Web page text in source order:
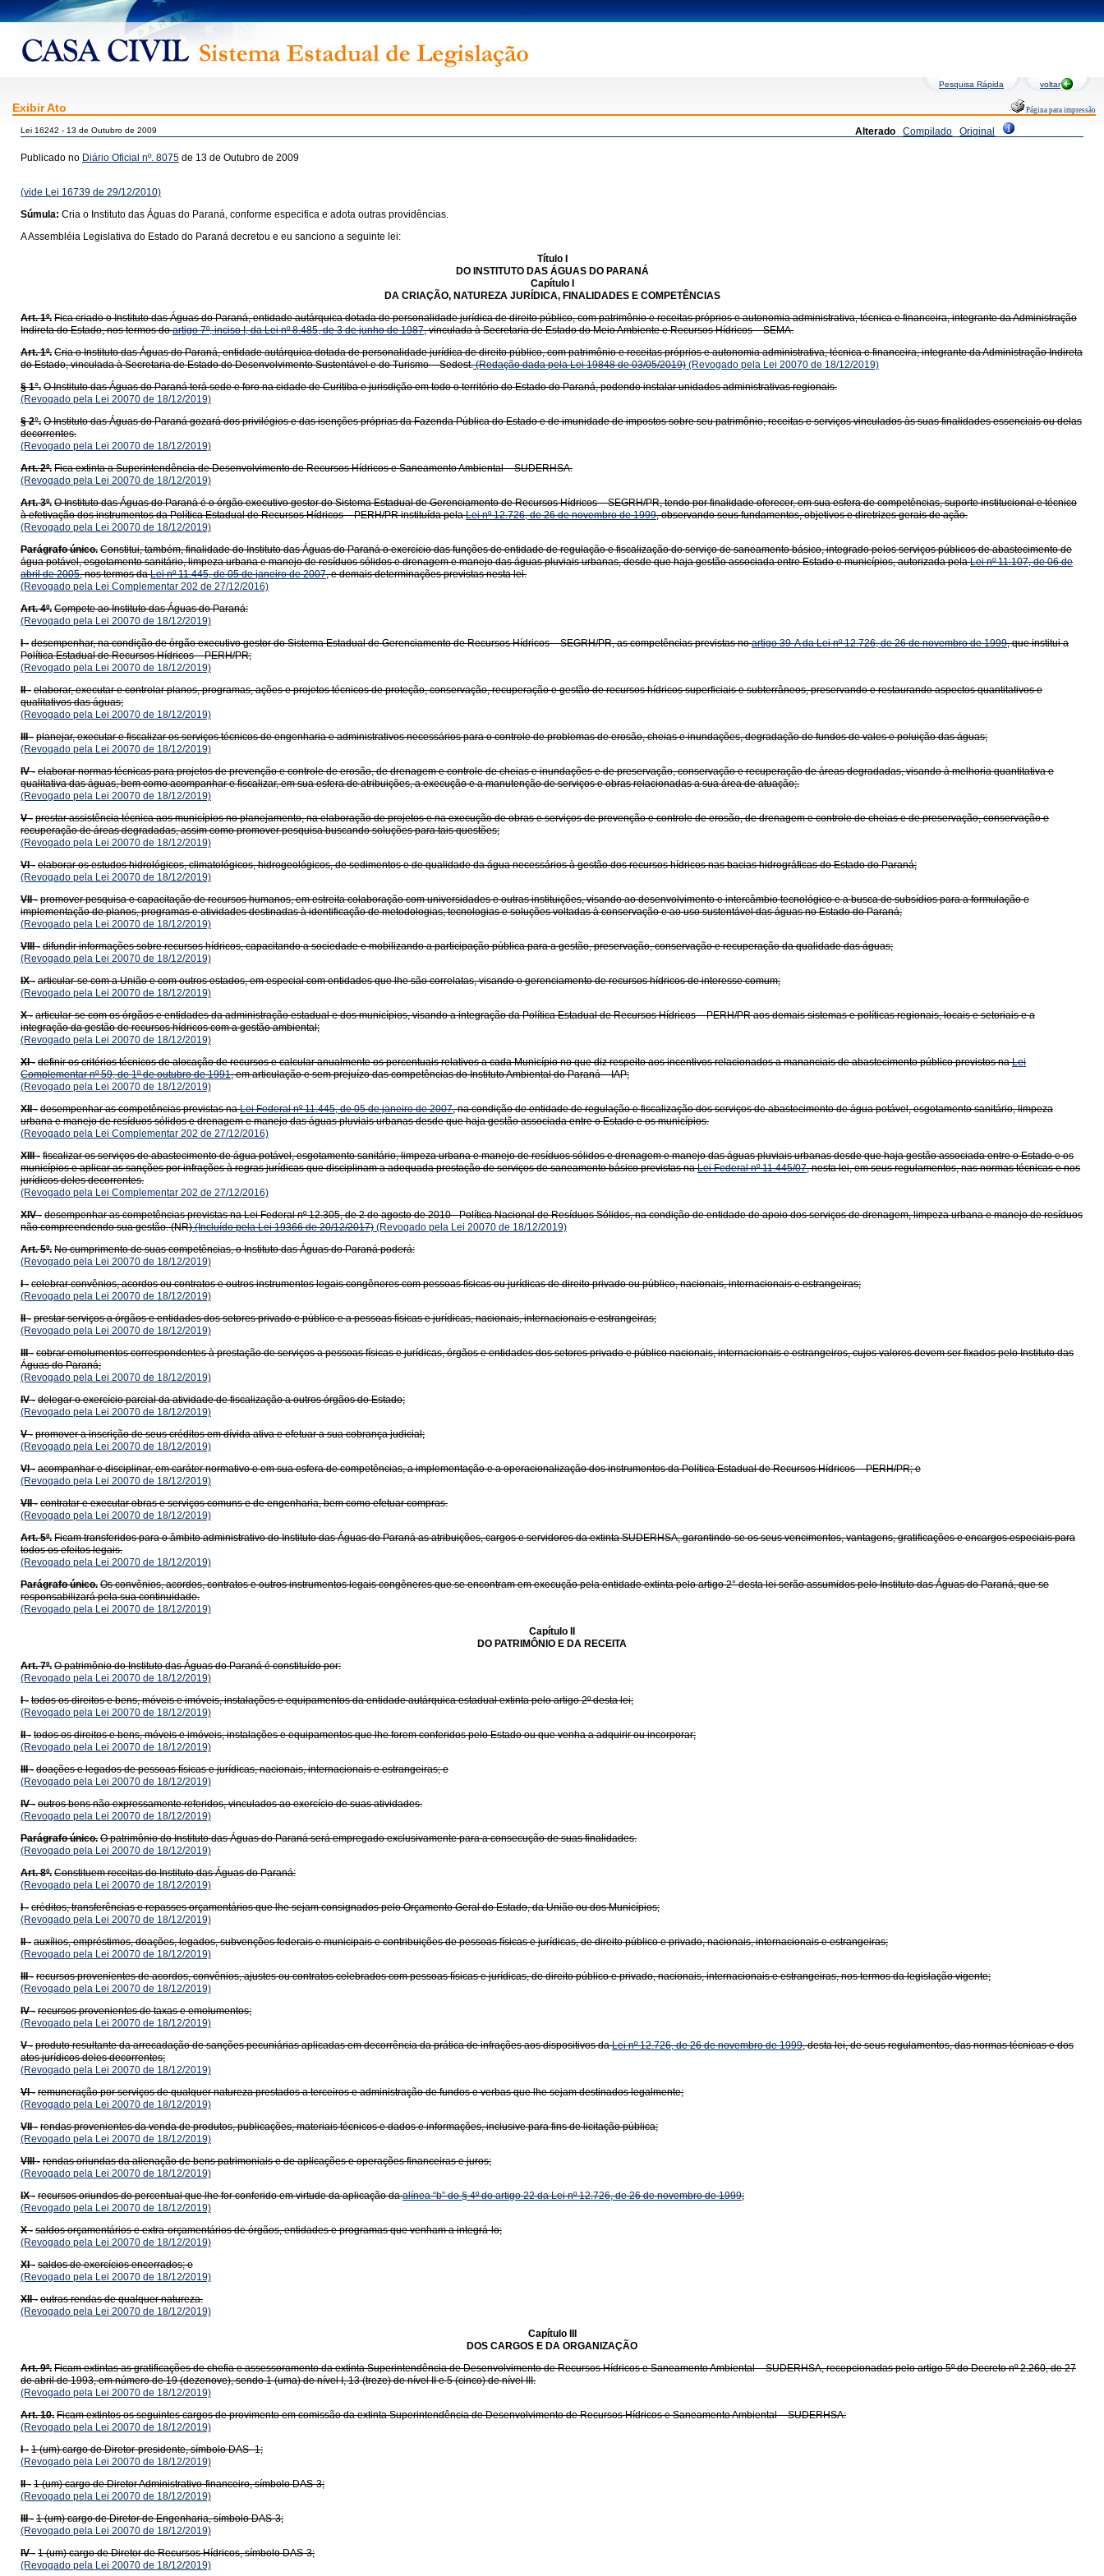
Pesquisa Rápida voltar
Exibir Ato Página para impressão
Alterado Compilado Original
Lei 16242 - 13 de Outubro de 2009
Publicado no Diário Oficial nº. 8075 de 13 de Outubro de 2009
(vide Lei 16739 de 29/12/2010)
Súmula: Cria o Instituto das Águas do Paraná, conforme especifica e adota outras providências.
A Assembléia Legislativa do Estado do Paraná decretou e eu sanciono a seguinte lei:
Título I
DO INSTITUTO DAS ÁGUAS DO PARANÁ
Capítulo I
DA CRIAÇÃO, NATUREZA JURÍDICA, FINALIDADES E COMPETÊNCIAS
Art. 1º. Fica criado o Instituto das Águas do Paraná, entidade autárquica dotada de personalidade jurídica de direito público, com patrimônio e receitas próprios e autonomia administrativa, técnica e financeira, integrante da Administração
Indireta do Estado, nos termos doartigo 7º, inciso I, da Lei nº 8.485, de 3 de junho de 1987, vinculada à Secretaria de Estado do Meio Ambiente e Recursos Hídricos – SEMA.
Art. 1º. Cria o Instituto das Águas do Paraná, entidade autárquica dotada de personalidade jurídica de direito público, com patrimônio e receitas próprios e autonomia administrativa, técnica e financeira, integrante da Administração Indireta
do Estado, vinculada à Secretaria de Estado do Desenvolvimento Sustentável e do Turismo – Sedest.(Redação dada pela Lei 19848 de 03/05/2019) (Revogado pela Lei 20070 de 18/12/2019)
§ 1°. O Instituto das Águas do Paraná terá sede e foro na cidade de Curitiba e jurisdição em todo o território do Estado do Paraná, podendo instalar unidades administrativas regionais.
(Revogado pela Lei 20070 de 18/12/2019)
§ 2°. O Instituto das Águas do Paraná gozará dos privilégios e das isenções próprias da Fazenda Pública do Estado e de imunidade de impostos sobre seu patrimônio, receitas e serviços vinculados às suas finalidades essenciais ou delas
decorrentes.
(Revogado pela Lei 20070 de 18/12/2019)
Art. 2º. Fica extinta a Superintendência de Desenvolvimento de Recursos Hídricos e Saneamento Ambiental – SUDERHSA.
(Revogado pela Lei 20070 de 18/12/2019)
Art. 3º. O Instituto das Águas do Paraná é o órgão executivo gestor do Sistema Estadual de Gerenciamento de Recursos Hídricos – SEGRH/PR, tendo por finalidade oferecer, em sua esfera de competências, suporte institucional e técnico
à efetivação dos instrumentos da Política Estadual de Recursos Hídricos – PERH/PR instituída pelaLei nº 12.726, de 26 de novembro de 1999, observando seus fundamentos, objetivos e diretrizes gerais de ação.
(Revogado pela Lei 20070 de 18/12/2019)
Parágrafo único. Constitui, também, finalidade do Instituto das Águas do Paraná o exercício das funções de entidade de regulação e fiscalização do serviço de saneamento básico, integrado pelos serviços públicos de abastecimento de
água potável, esgotamento sanitário, limpeza urbana e manejo de resíduos sólidos e drenagem e manejo das águas pluviais urbanas, desde que haja gestão associada entre Estado e municípios, autorizada pelaLei nº 11.107, de 06 de
abril de 2005, nos termos daLei nº 11.445, de 05 de janeiro de 2007, e demais determinações previstas nesta lei.
(Revogado pela Lei Complementar 202 de 27/12/2016)
Art. 4º. Compete ao Instituto das Águas do Paraná:
(Revogado pela Lei 20070 de 18/12/2019)
I - desempenhar, na condição de órgão executivo gestor do Sistema Estadual de Gerenciamento de Recursos Hídricos – SEGRH/PR, as competências previstas noartigo 39-A da Lei nº 12.726, de 26 de novembro de 1999, que institui a
Política Estadual de Recursos Hídricos – PERH/PR;
(Revogado pela Lei 20070 de 18/12/2019)
II - elaborar, executar e controlar planos, programas, ações e projetos técnicos de proteção, conservação, recuperação e gestão de recursos hídricos superficiais e subterrâneos, preservando e restaurando aspectos quantitativos e
qualitativos das águas;
(Revogado pela Lei 20070 de 18/12/2019)
III - planejar, executar e fiscalizar os serviços técnicos de engenharia e administrativos necessários para o controle de problemas de erosão, cheias e inundações, degradação de fundos de vales e poluição das águas;
(Revogado pela Lei 20070 de 18/12/2019)
IV - elaborar normas técnicas para projetos de prevenção e controle de erosão, de drenagem e controle de cheias e inundações e de preservação, conservação e recuperação de áreas degradadas, visando à melhoria quantitativa e
qualitativa das águas, bem como acompanhar e fiscalizar, em sua esfera de atribuições, a execução e a manutenção de serviços e obras relacionadas a sua área de atuação;.
(Revogado pela Lei 20070 de 18/12/2019)
V - prestar assistência técnica aos municípios no planejamento, na elaboração de projetos e na execução de obras e serviços de prevenção e controle de erosão, de drenagem e controle de cheias e de preservação, conservação e
recuperação de áreas degradadas, assim como promover pesquisa buscando soluções para tais questões;
(Revogado pela Lei 20070 de 18/12/2019)
VI - elaborar os estudos hidrológicos, climatológicos, hidrogeológicos, de sedimentos e de qualidade da água necessários à gestão dos recursos hídricos nas bacias hidrográficas do Estado do Paraná;
(Revogado pela Lei 20070 de 18/12/2019)
VII - promover pesquisa e capacitação de recursos humanos, em estreita colaboração com universidades e outras instituições, visando ao desenvolvimento e intercâmbio tecnológico e a busca de subsídios para a formulação e
implementação de planos, programas e atividades destinadas à identificação de metodologias, tecnologias e soluções voltadas à conservação e ao uso sustentável das águas no Estado do Paraná;
(Revogado pela Lei 20070 de 18/12/2019)
VIII - difundir informações sobre recursos hídricos, capacitando a sociedade e mobilizando a participação pública para a gestão, preservação, conservação e recuperação da qualidade das águas;
(Revogado pela Lei 20070 de 18/12/2019)
IX - articular-se com a União e com outros estados, em especial com entidades que lhe são correlatas, visando o gerenciamento de recursos hídricos de interesse comum;
(Revogado pela Lei 20070 de 18/12/2019)
X - articular-se com os órgãos e entidades da administração estadual e dos municípios, visando a integração da Política Estadual de Recursos Hídricos – PERH/PR aos demais sistemas e políticas regionais, locais e setoriais e a
integração da gestão de recursos hídricos com a gestão ambiental;
(Revogado pela Lei 20070 de 18/12/2019)
XI - definir os critérios técnicos de alocação de recursos e calcular anualmente os percentuais relativos a cada Município no que diz respeito aos incentivos relacionados a mananciais de abastecimento público previstos naLei
Complementar nº 59, de 1º de outubro de 1991, em articulação e sem prejuízo das competências do Instituto Ambiental do Paraná – IAP;
(Revogado pela Lei 20070 de 18/12/2019)
XII - desempenhar as competências previstas naLei Federal nº 11.445, de 05 de janeiro de 2007, na condição de entidade de regulação e fiscalização dos serviços de abastecimento de água potável, esgotamento sanitário, limpeza
urbana e manejo de resíduos sólidos e drenagem e manejo das águas pluviais urbanas desde que haja gestão associada entre o Estado e os municípios.
(Revogado pela Lei Complementar 202 de 27/12/2016)
XIII - fiscalizar os serviços de abastecimento de água potável, esgotamento sanitário, limpeza urbana e manejo de resíduos sólidos e drenagem e manejo das águas pluviais urbanas desde que haja gestão associada entre o Estado e os
municípios e aplicar as sanções por infrações à regras jurídicas que disciplinam a adequada prestação de serviços de saneamento básico previstas naLei Federal nº 11.445/07, nesta lei, em seus regulamentos, nas normas técnicas e nos
jurídicos deles decorrentes.
(Revogado pela Lei Complementar 202 de 27/12/2016)
XIV - desempenhar as competências previstas na Lei Federal nº 12.305, de 2 de agosto de 2010 - Política Nacional de Resíduos Sólidos, na condição de entidade de apoio dos serviços de drenagem, limpeza urbana e manejo de resíduos
não compreendendo sua gestão. (NR)(Incluído pela Lei 19366 de 20/12/2017) (Revogado pela Lei 20070 de 18/12/2019)
Art. 5º. No cumprimento de suas competências, o Instituto das Águas do Paraná poderá:
(Revogado pela Lei 20070 de 18/12/2019)
I - celebrar convênios, acordos ou contratos e outros instrumentos legais congêneres com pessoas físicas ou jurídicas de direito privado ou público, nacionais, internacionais e estrangeiras;
(Revogado pela Lei 20070 de 18/12/2019)
II - prestar serviços a órgãos e entidades dos setores privado e público e a pessoas físicas e jurídicas, nacionais, internacionais e estrangeiras;
(Revogado pela Lei 20070 de 18/12/2019)
III - cobrar emolumentos correspondentes à prestação de serviços a pessoas físicas e jurídicas, órgãos e entidades dos setores privado e público nacionais, internacionais e estrangeiros, cujos valores devem ser fixados pelo Instituto das
Águas do Paraná;
(Revogado pela Lei 20070 de 18/12/2019)
IV - delegar o exercício parcial da atividade de fiscalização a outros órgãos do Estado;
(Revogado pela Lei 20070 de 18/12/2019)
V - promover a inscrição de seus créditos em dívida ativa e efetuar a sua cobrança judicial;
(Revogado pela Lei 20070 de 18/12/2019)
VI - acompanhar e disciplinar, em caráter normativo e em sua esfera de competências, a implementação e a operacionalização dos instrumentos da Política Estadual de Recursos Hídricos – PERH/PR; e
(Revogado pela Lei 20070 de 18/12/2019)
VII - contratar e executar obras e serviços comuns e de engenharia, bem como efetuar compras.
(Revogado pela Lei 20070 de 18/12/2019)
Art. 5º. Ficam transferidos para o âmbito administrativo do Instituto das Águas do Paraná as atribuições, cargos e servidores da extinta SUDERHSA, garantindo-se os seus vencimentos, vantagens, gratificações e encargos especiais para
todos os efeitos legais.
(Revogado pela Lei 20070 de 18/12/2019)
Parágrafo único. Os convênios, acordos, contratos e outros instrumentos legais congêneres que se encontram em execução pela entidade extinta pelo artigo 2° desta lei serão assumidos pelo Instituto das Águas do Paraná, que se
responsabilizará pela sua continuidade.
(Revogado pela Lei 20070 de 18/12/2019)
Capítulo II
DO PATRIMÔNIO E DA RECEITA
Art. 7º. O patrimônio do Instituto das Águas do Paraná é constituído por:
(Revogado pela Lei 20070 de 18/12/2019)
I - todos os direitos e bens, móveis e imóveis, instalações e equipamentos da entidade autárquica estadual extinta pelo artigo 2º desta lei;
(Revogado pela Lei 20070 de 18/12/2019)
II - todos os direitos e bens, móveis e imóveis, instalações e equipamentos que lhe forem conferidos pelo Estado ou que venha a adquirir ou incorporar;
(Revogado pela Lei 20070 de 18/12/2019)
III - doações e legados de pessoas físicas e jurídicas, nacionais, internacionais e estrangeiras; e
(Revogado pela Lei 20070 de 18/12/2019)
IV - outros bens não expressamente referidos, vinculados ao exercício de suas atividades.
(Revogado pela Lei 20070 de 18/12/2019)
Parágrafo único. O patrimônio do Instituto das Águas do Paraná será empregado exclusivamente para a consecução de suas finalidades.
(Revogado pela Lei 20070 de 18/12/2019)
Art. 8º. Constituem receitas do Instituto das Águas do Paraná:
(Revogado pela Lei 20070 de 18/12/2019)
I - créditos, transferências e repasses orçamentários que lhe sejam consignados pelo Orçamento Geral do Estado, da União ou dos Municípios;
(Revogado pela Lei 20070 de 18/12/2019)
II - auxílios, empréstimos, doações, legados, subvenções federais e municipais e contribuições de pessoas físicas e jurídicas, de direito público e privado, nacionais, internacionais e estrangeiras;
(Revogado pela Lei 20070 de 18/12/2019)
III - recursos provenientes de acordos, convênios, ajustes ou contratos celebrados com pessoas físicas e jurídicas, de direito público e privado, nacionais, internacionais e estrangeiras, nos termos da legislação vigente;
(Revogado pela Lei 20070 de 18/12/2019)
IV - recursos provenientes de taxas e emolumentos;
(Revogado pela Lei 20070 de 18/12/2019)
V - produto resultante da arrecadação de sanções pecuniárias aplicadas em decorrência da prática de infrações aos dispositivos daLei nº 12.726, de 26 de novembro de 1999, desta lei, de seus regulamentos, das normas técnicas e dos
atos jurídicos deles decorrentes;
(Revogado pela Lei 20070 de 18/12/2019)
VI - remuneração por serviços de qualquer natureza prestados a terceiros e administração de fundos e verbas que lhe sejam destinados legalmente;
(Revogado pela Lei 20070 de 18/12/2019)
VII - rendas provenientes da venda de produtos, publicações, materiais técnicos e dados e informações, inclusive para fins de licitação pública;
(Revogado pela Lei 20070 de 18/12/2019)
VIII - rendas oriundas da alienação de bens patrimoniais e de aplicações e operações financeiras e juros;
(Revogado pela Lei 20070 de 18/12/2019)
IX - recursos oriundos do percentual que lhe for conferido em virtude da aplicação daalínea “b” do § 4º do artigo 22 da Lei nº 12.726, de 26 de novembro de 1999;
(Revogado pela Lei 20070 de 18/12/2019)
X - saldos orçamentários e extra-orçamentários de órgãos, entidades e programas que venham a integrá-lo;
(Revogado pela Lei 20070 de 18/12/2019)
XI - saldos de exercícios encerrados; e
(Revogado pela Lei 20070 de 18/12/2019)
XII - outras rendas de qualquer natureza.
(Revogado pela Lei 20070 de 18/12/2019)
Capítulo III
DOS CARGOS E DA ORGANIZAÇÃO
Art. 9º. Ficam extintas as gratificações de chefia e assessoramento da extinta Superintendência de Desenvolvimento de Recursos Hídricos e Saneamento Ambiental – SUDERHSA, recepcionadas pelo artigo 5º do Decreto nº 2.260, de 27
de abril de 1993, em número de 19 (dezenove), sendo 1 (uma) de nível I, 13 (treze) de nível II e 5 (cinco) de nível III.
(Revogado pela Lei 20070 de 18/12/2019)
Art. 10. Ficam extintos os seguintes cargos de provimento em comissão da extinta Superintendência de Desenvolvimento de Recursos Hídricos e Saneamento Ambiental – SUDERHSA:
(Revogado pela Lei 20070 de 18/12/2019)
I - 1 (um) cargo de Diretor-presidente, símbolo DAS -1;
(Revogado pela Lei 20070 de 18/12/2019)
II - 1 (um) cargo de Diretor Administrativo-financeiro, símbolo DAS-3;
(Revogado pela Lei 20070 de 18/12/2019)
III - 1 (um) cargo de Diretor de Engenharia, símbolo DAS-3;
(Revogado pela Lei 20070 de 18/12/2019)
IV - 1 (um) cargo de Diretor de Recursos Hídricos, símbolo DAS-3;
(Revogado pela Lei 20070 de 18/12/2019)